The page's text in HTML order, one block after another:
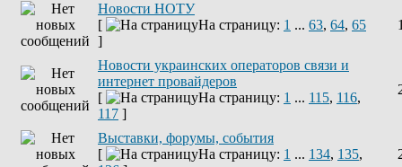
Новости НОТУ
[
На страницу: 1 ... 63, 64, 65
]
Новости украинских операторов связи и
интернет провайдеров
[
На страницу: 1 ... 115, 116,
117 ]
Выставки, форумы, события
[
На страницу: 1 ... 134, 135,